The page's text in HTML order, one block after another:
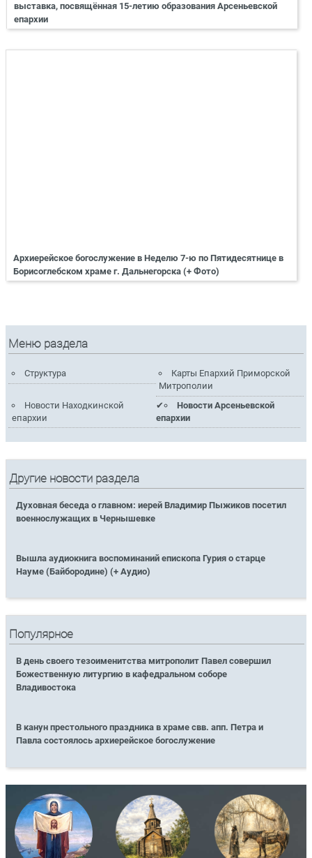
выставка, посвящённая 15-летию образования Арсеньевской
епархии
Архиерейское богослужение в Неделю 7-ю по Пятидесятнице в
Борисоглебском храме г. Дальнегорска (+ Фото)
Меню раздела
Структура
Карты Епархий Приморской
Митрополии
Новости Находкинской
епархии
Новости Арсеньевской
епархии
Другие новости раздела
Духовная беседа о главном: иерей Владимир Пыжиков посетил
военнослужащих в Чернышевке
Вышла аудиокнига воспоминаний епископа Гурия о старце
Науме (Байбородине) (+ Аудио)
Популярное
В день своего тезоименитства митрополит Павел совершил
Божественную литургию в кафедральном соборе
Владивостока
В канун престольного праздника в храме свв. апп. Петра и
Павла состоялось архиерейское богослужение